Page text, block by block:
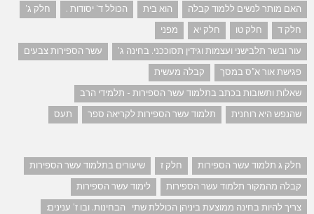
האם מותר לנשים ללמוד קבלה
הוא בית הכולל ד' יסודות .
חלק ג'
חלק ד
חלק טו חלק יא
מפני
עור ובשר תלבישני ועצמות וגידין תסוככני. בחינה ג'
עשר הספירות צבעים
פגישת אור א"ס במסך
קבלה מעשית
שאלות ותשובות בכתב בתלמוד עשר הספירות - תלמידי הרב
שהנפש היא רוחנית
תלמוד עשר הספירות לקריאה ספר תעס
חלק ג תלמוד עשר הספירות חלק ז
שיעורים בתלמוד עשר הספירות
קבלה מהמקור תלמוד עשר הספירות
לימוד עשר הספירות
צריך להיות בחינה ממוצעת ביניהן הכוללת שתי הבחינות. ובו ז' ענינים: